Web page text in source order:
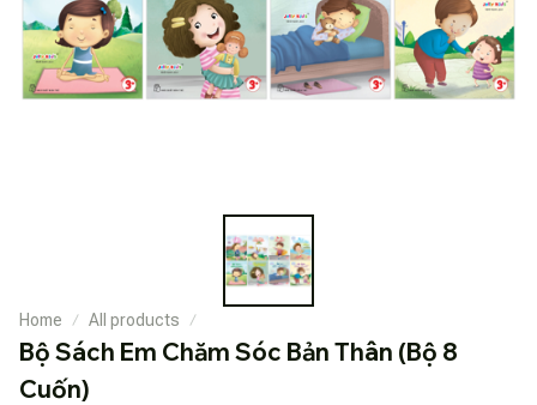
Home All products
Bộ Sách Em Chăm Sóc Bản Thân (Bộ 8
Cuốn)